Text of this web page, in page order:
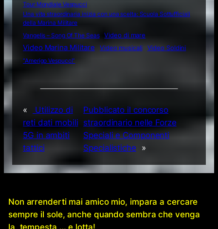
Tour Mondiale Vespucci
Una vita straordinaria inizia con una scelta: Scuola Sottufficiali
della Marina Militare
Vangelis – Song Of The Seas
Video di mare
Video Marina Militare Video musicali
Video Soldini
“Amerigo Vespucci”
«
Utilizzo di
reti dati mobili
5G in ambiti
tattici
Pubblicato il concorso
straordinario nelle Forze
Speciali e Componenti
Specialistiche
»
Non arrenderti mai amico mio, impara a cercare
sempre il sole, anche quando sembra che venga